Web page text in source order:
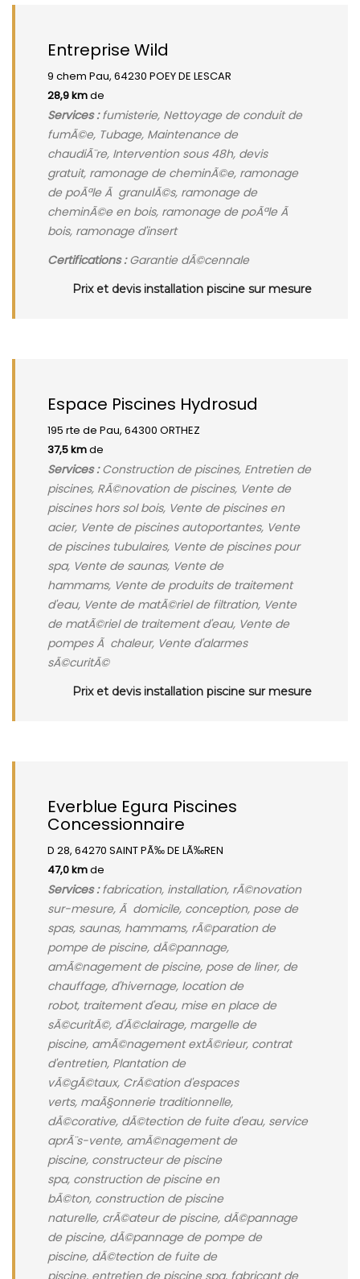
Entreprise Wild
9 chem Pau, 64230 POEY DE LESCAR
28,9 kmde
Services :fumisterie, Nettoyage de conduit de
fumÃ©e, Tubage, Maintenance de
chaudiÃ¨re, Intervention sous 48h, devis
gratuit, ramonage de cheminÃ©e, ramonage
de poÃªle Ã granulÃ©s, ramonage de
cheminÃ©e en bois, ramonage de poÃªle Ã
bois, ramonage d'insert
Certifications :Garantie dÃ©cennale
Prix et devis installation piscine sur mesure
Espace Piscines Hydrosud
195 rte de Pau, 64300 ORTHEZ
37,5 kmde
Services :Construction de piscines, Entretien de
piscines, RÃ©novation de piscines, Vente de
piscines hors sol bois, Vente de piscines en
acier, Vente de piscines autoportantes, Vente
de piscines tubulaires, Vente de piscines pour
spa, Vente de saunas, Vente de
hammams, Vente de produits de traitement
d'eau, Vente de matÃ©riel de filtration, Vente
de matÃ©riel de traitement d'eau, Vente de
pompes Ã chaleur, Vente d'alarmes
sÃ©curitÃ©
Prix et devis installation piscine sur mesure
Everblue Egura Piscines
Concessionnaire
D 28, 64270 SAINT PÃ‰ DE LÃ‰REN
47,0 kmde
Services :fabrication, installation, rÃ©novation
sur-mesure, Ã domicile, conception, pose de
spas, saunas, hammams, rÃ©paration de
pompe de piscine, dÃ©pannage,
amÃ©nagement de piscine, pose de liner, de
chauffage, d'hivernage, location de
robot, traitement d'eau, mise en place de
sÃ©curitÃ©, d'Ã©clairage, margelle de
piscine, amÃ©nagement extÃ©rieur, contrat
d'entretien, Plantation de
vÃ©gÃ©taux, CrÃ©ation d'espaces
verts, maÃ§onnerie traditionnelle,
dÃ©corative, dÃ©tection de fuite d'eau, service
aprÃ¨s-vente, amÃ©nagement de
piscine, constructeur de piscine
spa, construction de piscine en
bÃ©ton, construction de piscine
naturelle, crÃ©ateur de piscine, dÃ©pannage
de piscine, dÃ©pannage de pompe de
piscine, dÃ©tection de fuite de
piscine, entretien de piscine spa, fabricant de